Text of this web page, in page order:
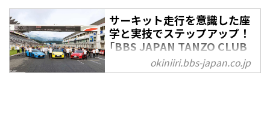
富士スピードウェイにてクルマ好
きのための参加型イベント『FUJI
SPEED FESTIVAL 2022』が開催さ
れた。同イベントにはBBS
JAPANも出展し、TANZO CLUB会
サーキット走行を意識した座
学と実技でステップアップ！
｢BBS JAPAN TANZO CLUB
ドライビングレッスン｣ -
OKINIIRI
okiniiri.bbs-japan.co.jp